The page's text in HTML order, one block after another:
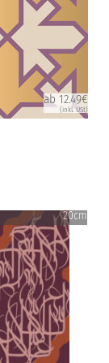
ab 12.49€
(inkl. USt)
20cm